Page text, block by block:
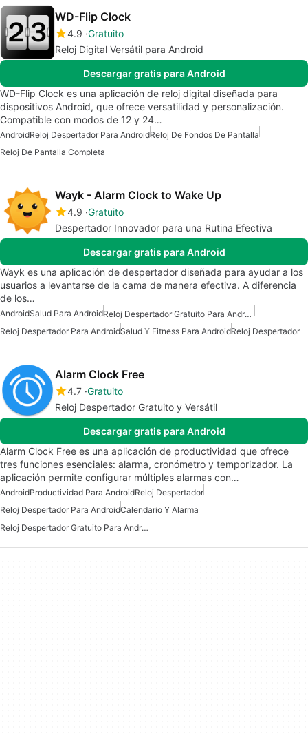
WD-Flip Clock
4.9 Gratuito
Reloj Digital Versátil para Android
Descargar gratis para Android
WD-Flip Clock es una aplicación de reloj digital diseñada para
dispositivos Android, que ofrece versatilidad y personalización.
Compatible con modos de 12 y 24…
AndroidReloj Despertador Para AndroidReloj De Fondos De Pantalla
Reloj De Pantalla Completa
Wayk - Alarm Clock to Wake Up
4.9 Gratuito
Despertador Innovador para una Rutina Efectiva
Descargar gratis para Android
Wayk es una aplicación de despertador diseñada para ayudar a los
usuarios a levantarse de la cama de manera efectiva. A diferencia
de los…
AndroidSalud Para Android
Reloj Despertador Gratuito Para Android
Reloj Despertador Para AndroidSalud Y Fitness Para AndroidReloj Despertador
Alarm Clock Free
4.7 Gratuito
Reloj Despertador Gratuito y Versátil
Descargar gratis para Android
Alarm Clock Free es una aplicación de productividad que ofrece
tres funciones esenciales: alarma, cronómetro y temporizador. La
aplicación permite configurar múltiples alarmas con…
AndroidProductividad Para AndroidReloj Despertador
Reloj Despertador Para AndroidCalendario Y Alarma
Reloj Despertador Gratuito Para Android